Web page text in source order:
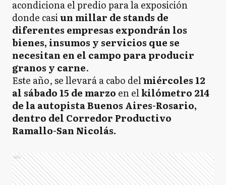
acondiciona el predio para la exposición
donde casiun millar de stands de
diferentes empresas expondrán los
bienes, insumos y servicios que se
necesitan en el campo para producir
granos y carne.
Este año, se llevará a cabo delmiércoles 12
al sábado 15 de marzo en elkilómetro 214
de la autopista Buenos Aires-Rosario,
dentro del Corredor Productivo
Ramallo-San Nicolás.
Ads